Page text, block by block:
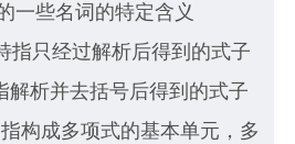
一些名词的特定含义
指只经过解析后得到的式子
解析并去括号后得到的式子
构成多项式的基本单元，多